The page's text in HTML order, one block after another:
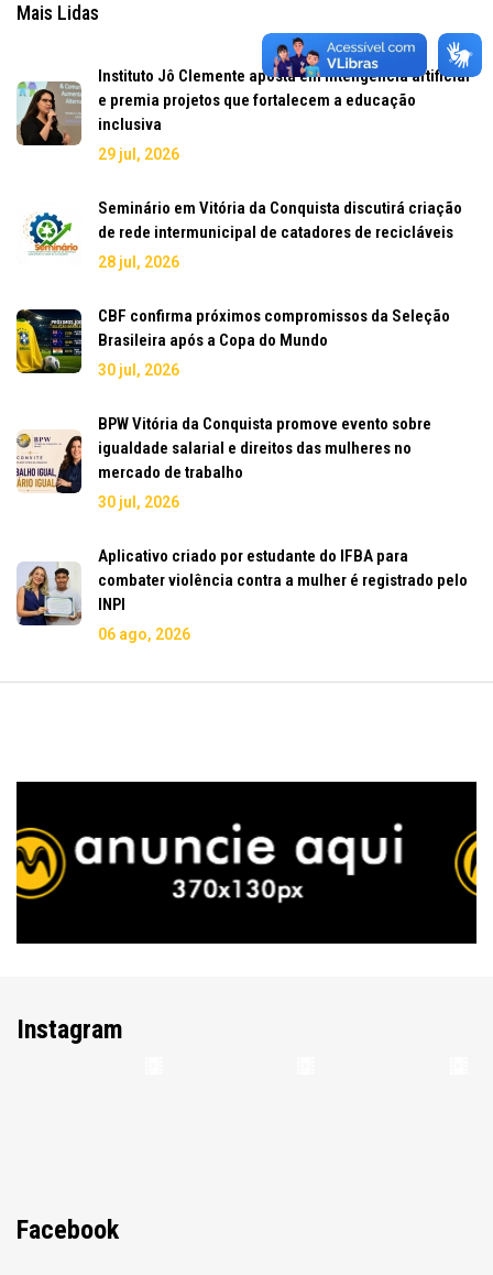
Mais Lidas
Instituto Jô Clemente aposta em inteligência artificial
e premia projetos que fortalecem a educação
inclusiva
29 jul, 2026
Seminário em Vitória da Conquista discutirá criação
de rede intermunicipal de catadores de recicláveis
28 jul, 2026
CBF confirma próximos compromissos da Seleção
Brasileira após a Copa do Mundo
30 jul, 2026
BPW Vitória da Conquista promove evento sobre
igualdade salarial e direitos das mulheres no
mercado de trabalho
30 jul, 2026
Aplicativo criado por estudante do IFBA para
combater violência contra a mulher é registrado pelo
INPI
06 ago, 2026
Instagram
Facebook